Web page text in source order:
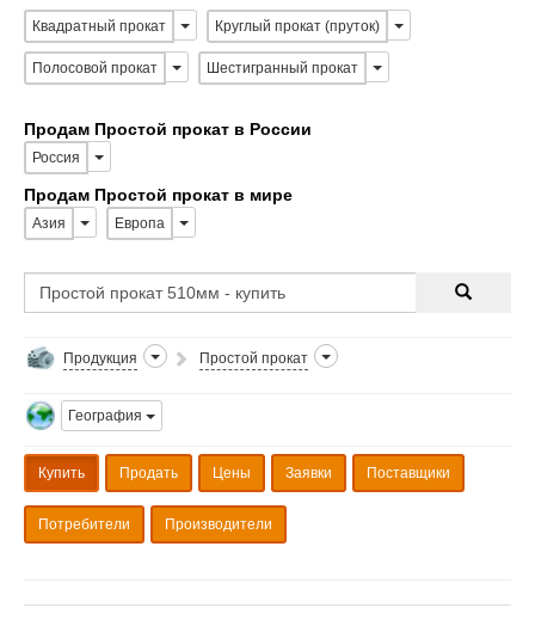
Квадратный прокат Круглый прокат (пруток)
Полосовой прокат Шестигранный прокат
Продам Простой прокат в России
Россия
Продам Простой прокат в мире
Азия Европа
Продукция Простой прокат
География
Купить Продать Цены Заявки Поставщики
Потребители Производители